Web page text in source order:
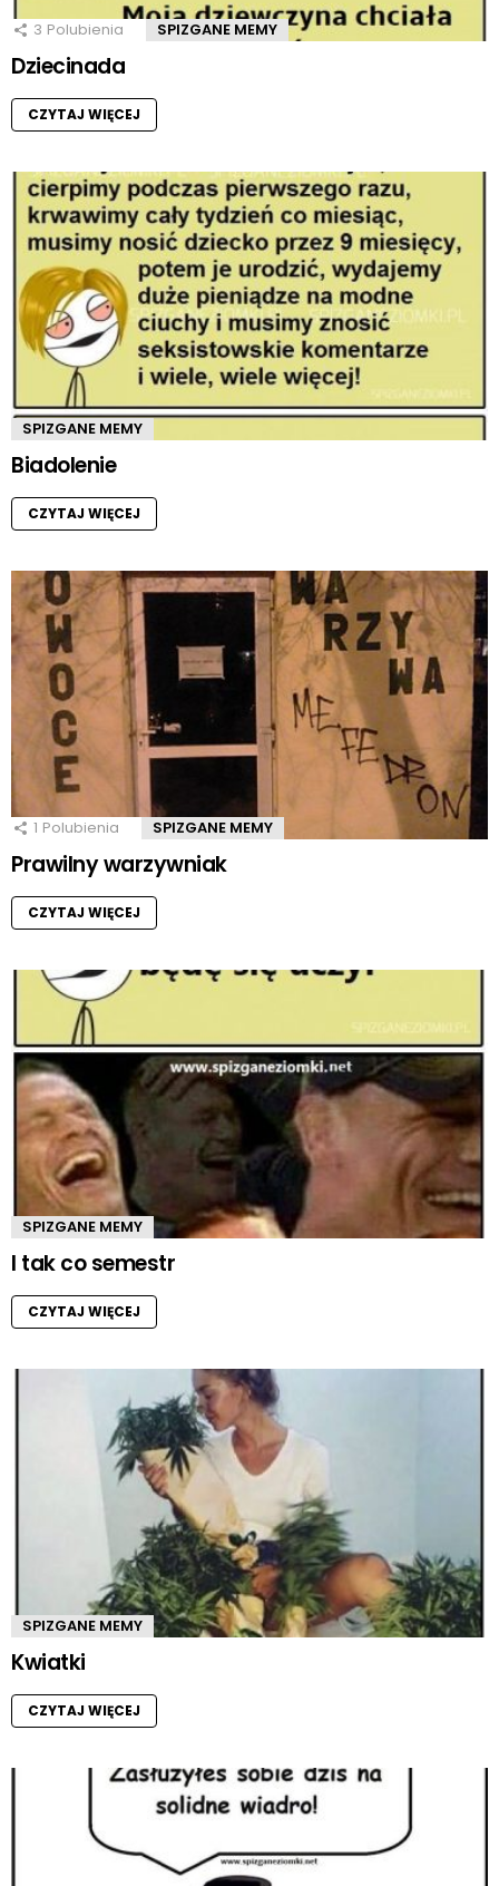
3 Polubienia SPIZGANE MEMY
Dziecinada
CZYTAJ WIĘCEJ
SPIZGANE MEMY
Biadolenie
CZYTAJ WIĘCEJ
1 Polubienia SPIZGANE MEMY
Prawilny warzywniak
CZYTAJ WIĘCEJ
SPIZGANE MEMY
I tak co semestr
CZYTAJ WIĘCEJ
SPIZGANE MEMY
Kwiatki
CZYTAJ WIĘCEJ